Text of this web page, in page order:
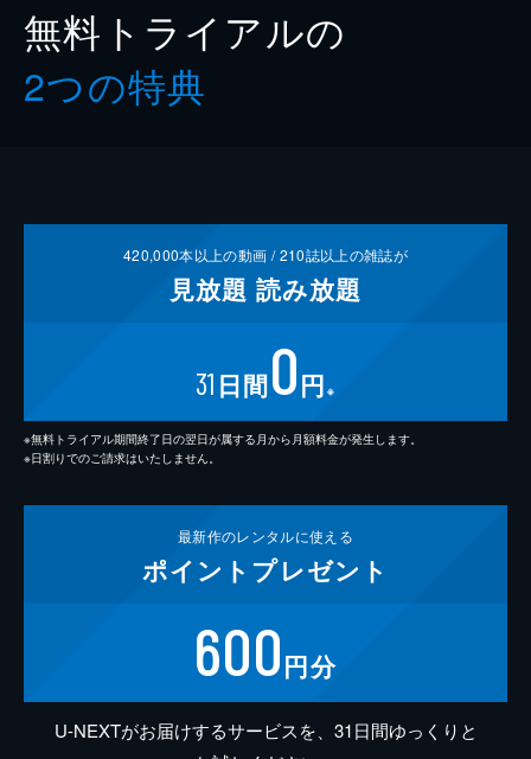
無料トライアルの
2つの特典
420,000本以上の動画 /210誌以上の雑誌が
見放題 読み放題
31 日間0円 ※
※無料トライアル期間終了日の翌日が属する月から月額料金が発生します。
※日割りでのご請求はいたしません。
最新作のレンタルに使える
ポイント プレゼント
600円分
U-NEXTがお届けするサービスを、31日間ゆっくりと